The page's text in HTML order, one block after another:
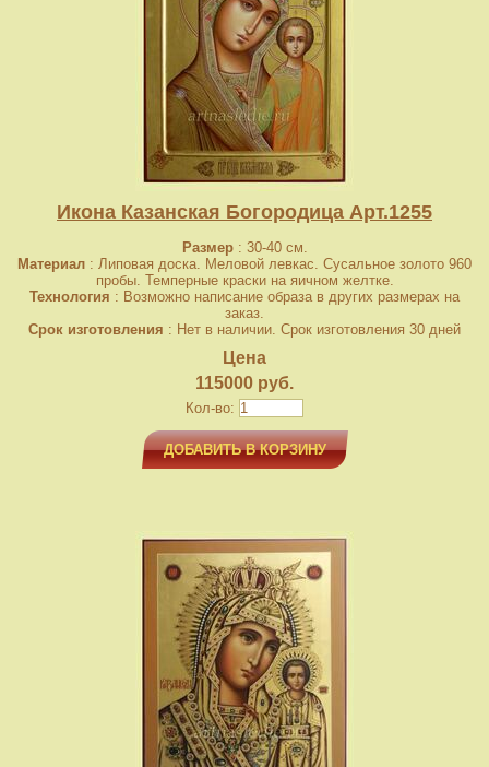
Икона Казанская Богородица Арт.1255
Размер: 30-40 см.
Материал : Липовая доска. Меловой левкас. Сусальное золото 960
пробы. Темперные краски на яичном желтке.
Технология : Возможно написание образа в других размерах на
заказ.
Срок изготовления : Нет в наличии. Срок изготовления 30 дней
Цена
115000 руб.
Кол-во:
ДОБАВИТЬ В КОРЗИНУ